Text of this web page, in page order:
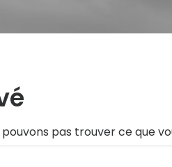
pouvons pas trouver ce que